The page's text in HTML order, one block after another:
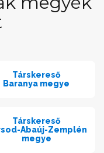
Társkereső
Baranya megye
Társkereső
Abaúj-Zemplén
megye